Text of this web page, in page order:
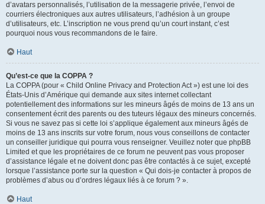
d’avatars personnalisés, l’utilisation de la messagerie privée, l’envoi de
courriers électroniques aux autres utilisateurs, l’adhésion à un groupe
d’utilisateurs, etc. L’inscription ne vous prend qu’un court instant, c’est
pourquoi nous vous recommandons de le faire.
Haut
Qu’est-ce que la COPPA ?
La COPPA (pour « Child Online Privacy and Protection Act ») est une loi des
États-Unis d’Amérique qui demande aux sites internet collectant
potentiellement des informations sur les mineurs âgés de moins de 13 ans un
consentement écrit des parents ou des tuteurs légaux des mineurs concernés.
Si vous ne savez pas si cette loi s’applique également aux mineurs âgés de
moins de 13 ans inscrits sur votre forum, nous vous conseillons de contacter
un conseiller juridique qui pourra vous renseigner. Veuillez noter que phpBB
Limited et que les propriétaires de ce forum ne peuvent pas vous proposer
d’assistance légale et ne doivent donc pas être contactés à ce sujet, excepté
lorsque l’assistance porte sur la question « Qui dois-je contacter à propos de
problèmes d’abus ou d’ordres légaux liés à ce forum ? ».
Haut